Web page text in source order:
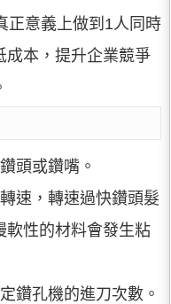
正意義上做到1人同時
成本，提升企業競爭
頭或鑽嘴。
速，轉速過快鑽頭髮
軟性的材料會發生粘
鑽孔機的進刀次數。